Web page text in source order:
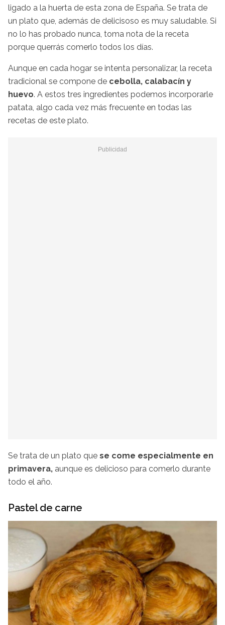
ligado a la huerta de esta zona de España. Se trata de
un plato que, además de delicisoso es muy saludable. Si
no lo has probado nunca, toma nota de la receta
porque querrás comerlo todos los días.
Aunque en cada hogar se intenta personalizar, la receta
tradicional se compone de cebolla, calabacín y
huevo. A estos tres ingredientes podemos incorporarle
patata, algo cada vez más frecuente en todas las
recetas de este plato.
Se trata de un plato que se come especialmente en
primavera, aunque es delicioso para comerlo durante
todo el año.
Pastel de carne